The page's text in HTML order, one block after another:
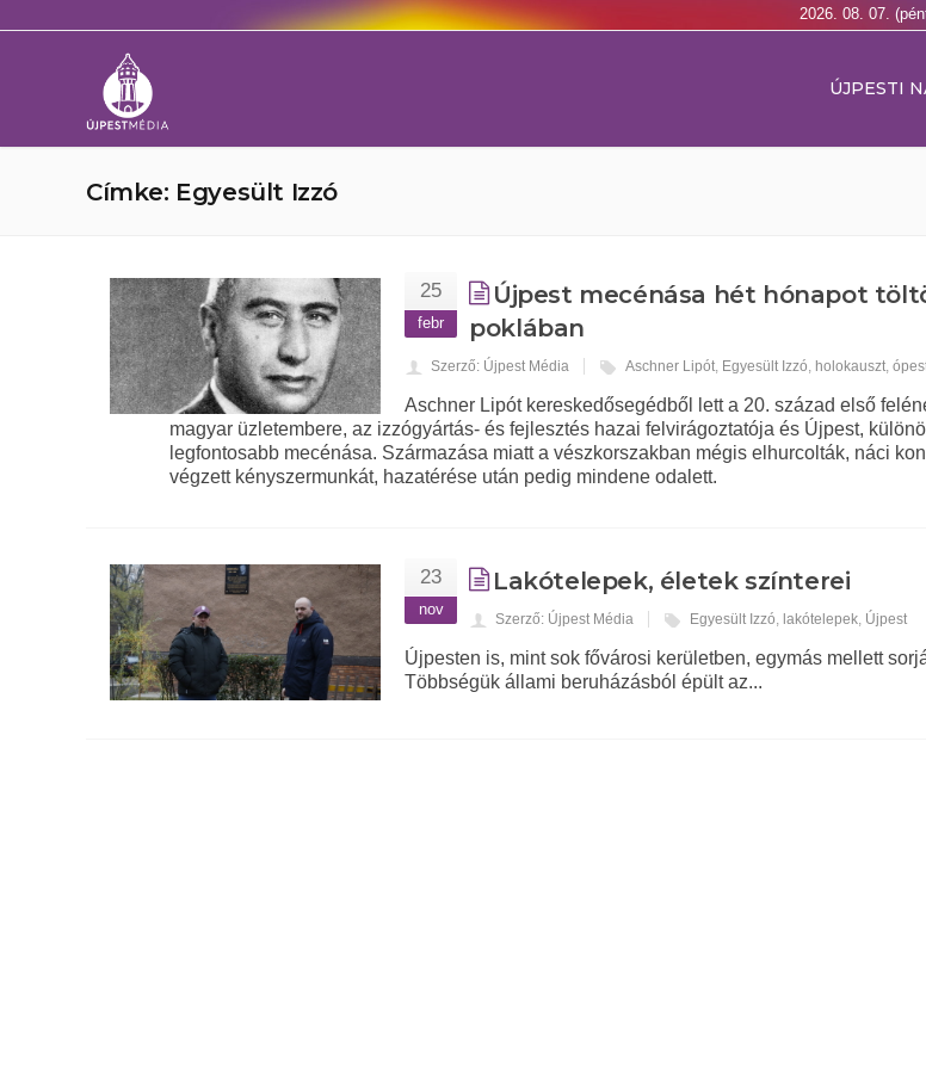
2026. 08. 07.
ÚJPESTI
Címke: Egyesült Izzó
25
febr
Újpest mecénása hét hónapot
poklában
Szerző: Újpest Média Aschner Lipót, Egyesült Izzó, holokauszt,
Aschner Lipót kereskedősegédből lett a 20. század első
magyar üzletembere, az izzógyártás- és fejlesztés hazai felvirágoztatója és Újpest,
legfontosabb mecénása. Származása miatt a vészkorszakban mégis elhurcolták, náci
végzett kényszermunkát, hazatérése után pedig mindene odalett.
23
nov
Lakótelepek, életek színterei
Szerző: Újpest Média Egyesült Izzó, lakótelepek, Újpest
Újpesten is, mint sok fővárosi kerületben, egymás mellett
Többségük állami beruházásból épült az...